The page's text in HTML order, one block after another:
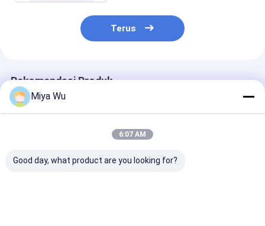
Terus
Rekomendasi Produk
Miya Wu
6:07 AM
Good day, what product are you looking for?